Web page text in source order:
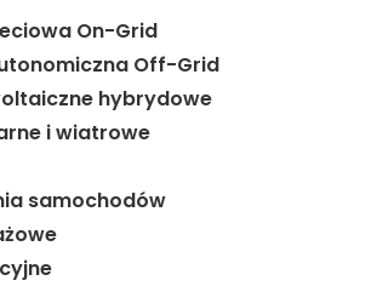
On-Grid
Off-Grid
hybrydowe
i wiatrowe
samochodów